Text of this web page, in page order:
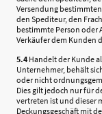
Versendung
den Spediteur, den
bestimmte Person oder
Verkäufer dem Kunden
5.4 Handelt der Kunde
Unternehmer, behält
oder nicht
Dies gilt jedoch nur für
vertreten ist und dieser
Deckungsgeschäft mit